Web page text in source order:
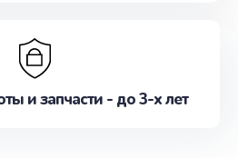
и запчасти - до 3-х лет